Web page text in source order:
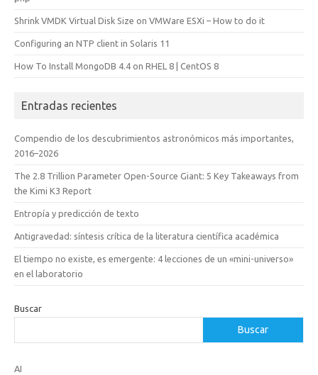
Shrink VMDK Virtual Disk Size on VMWare ESXi – How to do it
Configuring an NTP client in Solaris 11
How To Install MongoDB 4.4 on RHEL 8 | CentOS 8
Entradas recientes
Compendio de los descubrimientos astronómicos más importantes,
2016–2026
The 2.8 Trillion Parameter Open-Source Giant: 5 Key Takeaways from
the Kimi K3 Report
Entropía y predicción de texto
Antigravedad: síntesis crítica de la literatura científica académica
El tiempo no existe, es emergente: 4 lecciones de un «mini-universo»
en el laboratorio
Buscar
Buscar
AI